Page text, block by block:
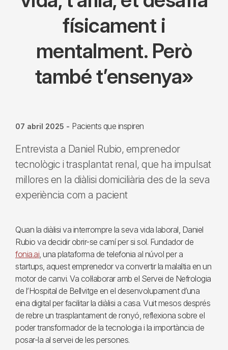
físicament i
mentalment. Però
també t’ensenya»
07 abril 2025 - Pacients que inspiren
Entrevista a Daniel Rubio, emprenedor
tecnològic i trasplantat renal, que ha impulsat
millores en la diàlisi domiciliària des de la seva
experiència com a pacient
Quan la diàlisi va interrompre la seva vida laboral, Daniel
Rubio va decidir obrir-se camí per si sol. Fundador de
fonia.ai, una plataforma de telefonia al núvol per a
startups, aquest emprenedor va convertir la malaltia en un
motor de canvi. Va col·laborar amb el Servei de Nefrologia
de l’Hospital de Bellvitge en el desenvolupament d’una
eina digital per facilitar la diàlisi a casa. Vuit mesos després
de rebre un trasplantament de ronyó, reflexiona sobre el
poder transformador de la tecnologia i la importància de
posar-la al servei de les persones.